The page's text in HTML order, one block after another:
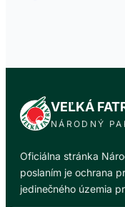
VEĽKÁ
NÁRODNÝ
Oficiálna stránka
poslaním je ochrana
jedinečného územia